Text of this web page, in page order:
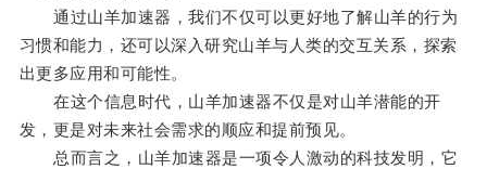
通过山羊加速器，我们不仅可以更好地了解山羊的行为
习惯和能力，还可以深入研究山羊与人类的交互关系，探索
出更多应用和可能性。
在这个信息时代，山羊加速器不仅是对山羊潜能的开
发，更是对未来社会需求的顺应和提前预见。
总而言之，山羊加速器是一项令人激动的科技发明，它